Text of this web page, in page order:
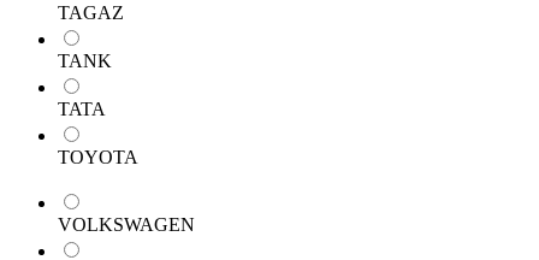
TAGAZ
TANK
TATA
TOYOTA
VOLKSWAGEN